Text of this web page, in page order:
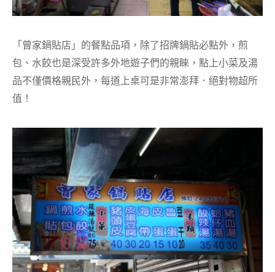
「曾家鍋貼店」的餐點品項，除了招牌鍋貼必點外，煎
包、水餃也是深受許多外地遊子們的親睞，點上小菜及湯
品不僅價格親民外，每道上桌可是非常澎拜．絕對物超所
值！